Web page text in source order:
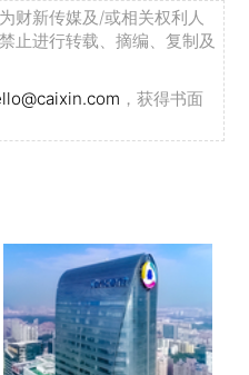
财新传媒及/或相关权利人
止进行转载、摘编、复制及
，获得书面